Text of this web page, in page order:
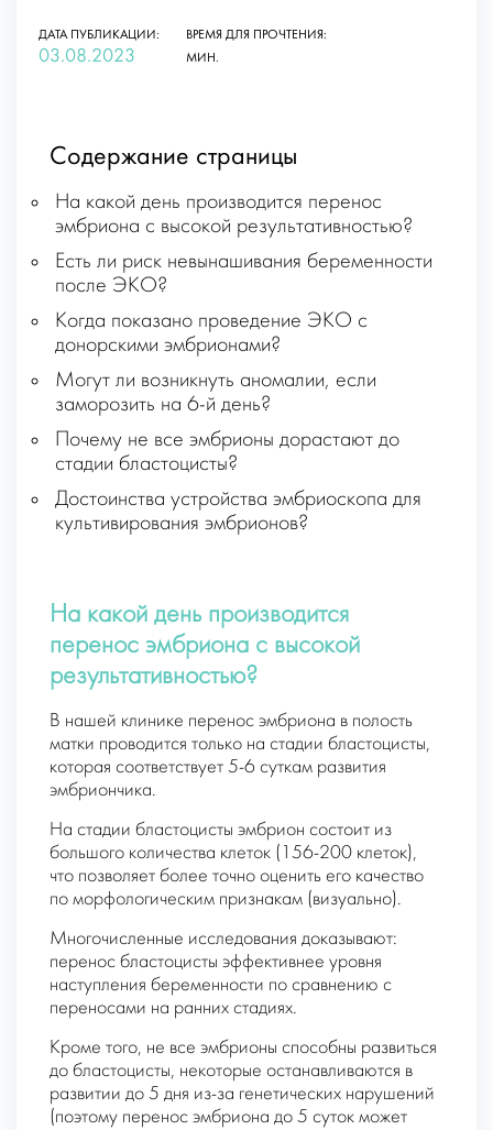
ДАТА ПУБЛИКАЦИИ:
03.08.2023
ВРЕМЯ ДЛЯ ПРОЧТЕНИЯ:
МИН.
Содержание страницы
На какой день производится перенос
эмбриона с высокой результативностью?
Есть ли риск невынашивания беременности
после ЭКО?
Когда показано проведение ЭКО с
донорскими эмбрионами?
Могут ли возникнуть аномалии, если
заморозить на 6-й день?
Почему не все эмбрионы дорастают до
стадии бластоцисты?
Достоинства устройства эмбриоскопа для
культивирования эмбрионов?
На какой день производится
перенос эмбриона с высокой
результативностью?
В нашей клинике перенос эмбриона в полость
матки проводится только на стадии бластоцисты,
которая соответствует 5-6 суткам развития
эмбриончика.
На стадии бластоцисты эмбрион состоит из
большого количества клеток (156-200 клеток),
что позволяет более точно оценить его качество
по морфологическим признакам (визуально).
Многочисленные исследования доказывают:
перенос бластоцисты эффективнее уровня
наступления беременности по сравнению с
переносами на ранних стадиях.
Кроме того, не все эмбрионы способны развиться
до бластоцисты, некоторые останавливаются в
развитии до 5 дня из-за генетических нарушений
(поэтому перенос эмбриона до 5 суток может